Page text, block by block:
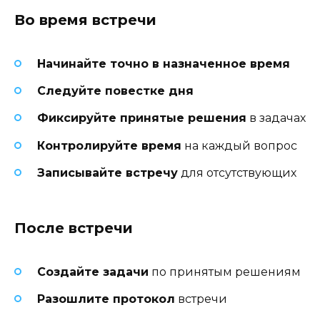
Во время встречи
Начинайте точно в назначенное время
Следуйте повестке дня
Фиксируйте принятые решения в задачах
Контролируйте время на каждый вопрос
Записывайте встречу для отсутствующих
После встречи
Создайте задачи по принятым решениям
Разошлите протокол встречи